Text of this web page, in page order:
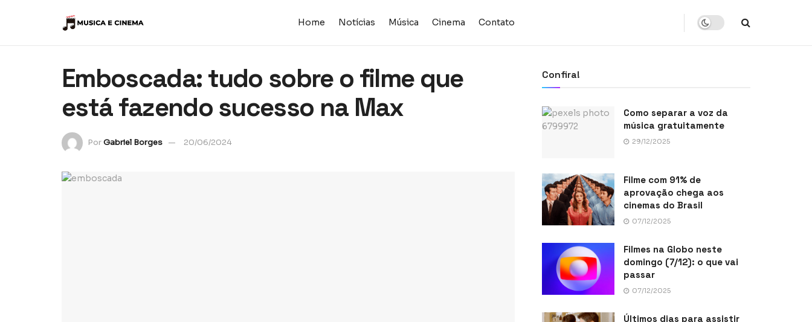
Home Notícias Música Cinema Contato
Emboscada: tudo sobre o filme que
está fazendo sucesso na Max
PorGabriel Borges 20/06/2024
Confira!
Como separar a voz da
música gratuitamente
29/12/2025
Filme com 91% de
aprovação chega aos
cinemas do Brasil
07/12/2025
Filmes na Globo neste
domingo (7/12): o que vai
passar
07/12/2025
Últimos dias para assistir